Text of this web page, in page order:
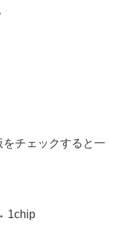
チェックすると一
1chip